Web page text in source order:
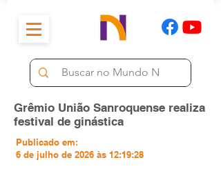
Grêmio União Sanroquense realiza
festival de ginástica
Publicado em:
6 de julho de 2026 às 12:19:28